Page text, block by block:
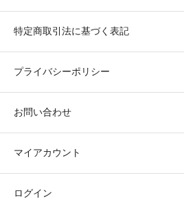
特定商取引法に基づく表記
プライバシーポリシー
お問い合わせ
マイアカウント
ログイン